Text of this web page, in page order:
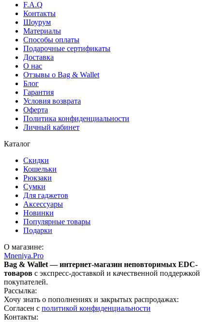
F.A.Q
Контакты
Шоурум
Материалы
Способы оплаты
Подарочные сертификаты
Доставка
О нас
Отзывы о Bag & Wallet
Блог
Гарантия
Условия возврата
Оферта
Политика конфиденциальности
Личный кабинет
Каталог
Скидки
Кошельки
Рюкзаки
Сумки
Для гаджетов
Аксессуары
Новинки
Популярные товары
Подарки
О магазине:
Mneniya.Pro
Bag & Wallet — интернет-магазин неповторимых EDC-
товаров с экспресс-доставкой и качественной поддержкой
покупателей.
Рассылка:
Хочу знать о пополнениях и закрытых распродажах:
Согласен с политикой конфиденциальности
Контакты: